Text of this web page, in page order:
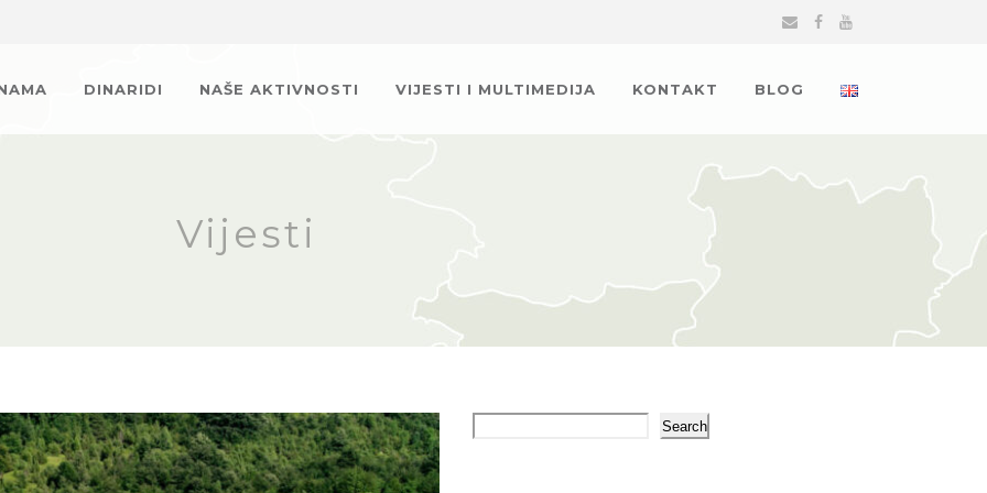
DINARIDI NAŠE AKTIVNOSTI VIJESTI I MULTIMEDIJA KONTAKT BLOG
Vijesti
Search